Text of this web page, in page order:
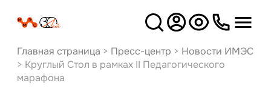
Версия
для слабовидящих
Главная страница > Пресс-центр > Новости ИМЭС
> Круглый Стол в рамках II Педагогического
марафона